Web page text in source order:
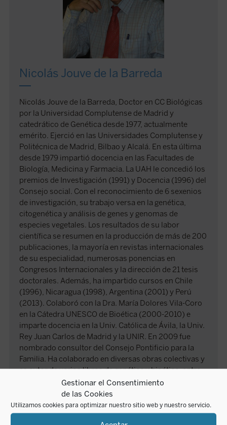
Gestionar el Consentimiento
de las Cookies
Utilizamos cookies para optimizar nuestro sitio web y nuestro servicio.
Nicolás Jouve de la Barreda
Nicolás Jouve de la Barreda, Doctor en CC Biológicas
por la Universidad Complutense de Madrid y
catedrático de Genética desde 1977, actualmente
emérito. Ejerció en las Universidades Complutense y
Politécnica de Madrid, Bilbao y Alcalá. En esta última
desde 1979 impartió docencia en las Facultades de
Biología, Medicina y Farmacia. La UAH le concedió los
premios de Investigación (1991) y Docencia (1996) del
Consejo social. Con el reconocimiento de 6 sexenios
de investigación, su trabajo versa en la genética,
citogenética y análisis de genes y genomas de
especies vegetales. Los resultados de su labor
científica se resumen en la producción de más de 200
publicaciones, la mayoría en revistas internacionales
de su especialidad, numerosas ponencias en
Congresos Internacionales y la dirección de 21 tesis
doctorales. Además, ha impartido cursos en Chile
(1996), Nicaragua (1998), Argentina (2001) y Perú
(2013). Colaboró con la Dra. María Dolores Vila-Coro
en la Cátedra UNESCO de Bioética (2000-2010) e
imparte docencia en la Univ. Católica de Ávila, la Univ.
Rey Juan Carlos de Madrid y la UNIR. En 2009 fue
nombrado consultor del Consejo Pontificio para la
Familia. Ha colaborado en diversas obras colectivas y
es autor de varios libros de genética y bioética, entre
Explorando los genes. Del big-bang a la nueva
(2008),El Manantial de la vida. Genes y
bioética(2012) y El mensaje de la vida(2020),
publicados por Ediciones Encuentro. Desde 2013 es